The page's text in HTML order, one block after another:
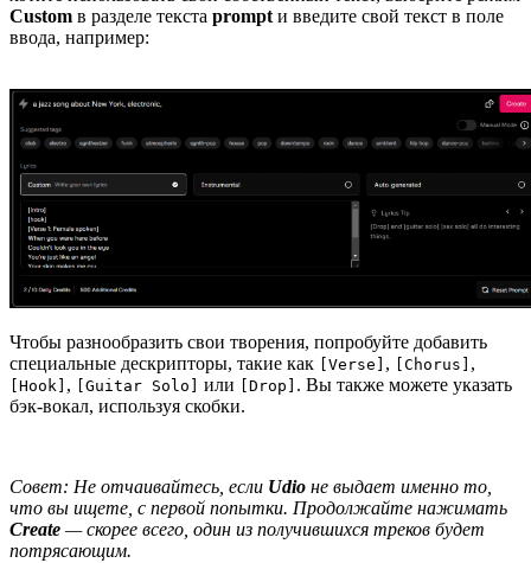
Custom в разделе текста prompt и введите свой текст в поле
ввода, например:
Чтобы разнообразить свои творения, попробуйте добавить
специальные дескрипторы, такие как
[Verse] , [Chorus] ,
[Hook] , [Guitar Solo] или [Drop] . Вы также можете указать
бэк-вокал, используя скобки.
Совет: Не отчаивайтесь, если Udio не выдает именно то,
что вы ищете, с первой попытки. Продолжайте нажимать
Create — скорее всего, один из получившихся треков будет
потрясающим.